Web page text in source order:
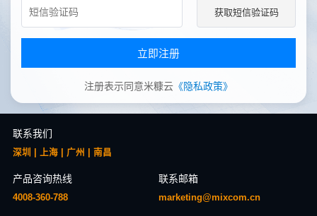
获取短信验证码
立即注册
注册表示同意米糠云 《隐私政策》
联系我们
深圳 | 上海 | 广州 | 南昌
产品咨询热线
4008-360-788
联系邮箱
marketing@mixcom.cn